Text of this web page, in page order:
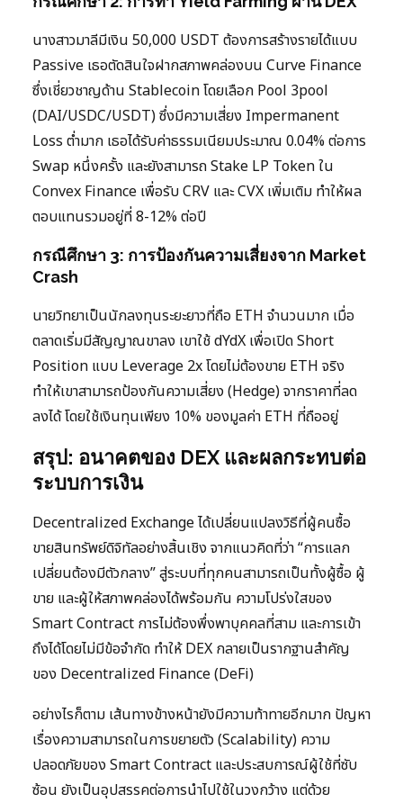
นางสาวมาลีมีเงิน 50,000 USDT ต้องการสร้างรายได้แบบ
Passive เธอตัดสินใจฝากสภาพคล่องบน Curve Finance
ซึ่งเชี่ยวชาญด้าน Stablecoin โดยเลือก Pool 3pool
(DAI/USDC/USDT) ซึ่งมีความเสี่ยง Impermanent
Loss ต่ำมาก เธอได้รับค่าธรรมเนียมประมาณ 0.04% ต่อการ
Swap หนึ่งครั้ง และยังสามารถ Stake LP Token ใน
Convex Finance เพื่อรับ CRV และ CVX เพิ่มเติม ทำให้ผล
ตอบแทนรวมอยู่ที่ 8-12% ต่อปี
กรณีศึกษา 3: การป้องกันความเสี่ยงจาก Market
Crash
นายวิทยาเป็นนักลงทุนระยะยาวที่ถือ ETH จำนวนมาก เมื่อ
ตลาดเริ่มมีสัญญาณขาลง เขาใช้ dYdX เพื่อเปิด Short
Position แบบ Leverage 2x โดยไม่ต้องขาย ETH จริง
ทำให้เขาสามารถป้องกันความเสี่ยง (Hedge) จากราคาที่ลด
ลงได้ โดยใช้เงินทุนเพียง 10% ของมูลค่า ETH ที่ถืออยู่
สรุป: อนาคตของ DEX และผลกระทบต่อ
ระบบการเงิน
Decentralized Exchange ได้เปลี่ยนแปลงวิธีที่ผู้คนซื้อ
ขายสินทรัพย์ดิจิทัลอย่างสิ้นเชิง จากแนวคิดที่ว่า “การแลก
เปลี่ยนต้องมีตัวกลาง” สู่ระบบที่ทุกคนสามารถเป็นทั้งผู้ซื้อ ผู้
ขาย และผู้ให้สภาพคล่องได้พร้อมกัน ความโปร่งใสของ
Smart Contract การไม่ต้องพึ่งพาบุคคลที่สาม และการเข้า
ถึงได้โดยไม่มีข้อจำกัด ทำให้ DEX กลายเป็นรากฐานสำคัญ
ของ Decentralized Finance (DeFi)
อย่างไรก็ตาม เส้นทางข้างหน้ายังมีความท้าทายอีกมาก ปัญหา
เรื่องความสามารถในการขยายตัว (Scalability) ความ
ปลอดภัยของ Smart Contract และประสบการณ์ผู้ใช้ที่ซับ
ซ้อน ยังเป็นอุปสรรคต่อการนำไปใช้ในวงกว้าง แต่ด้วย